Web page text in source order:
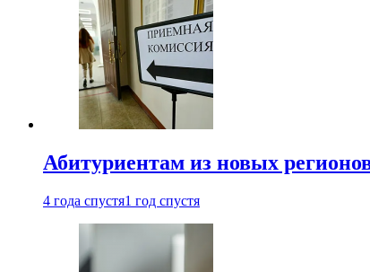
Абитуриентам из новых
4 года спустя1 год спустя